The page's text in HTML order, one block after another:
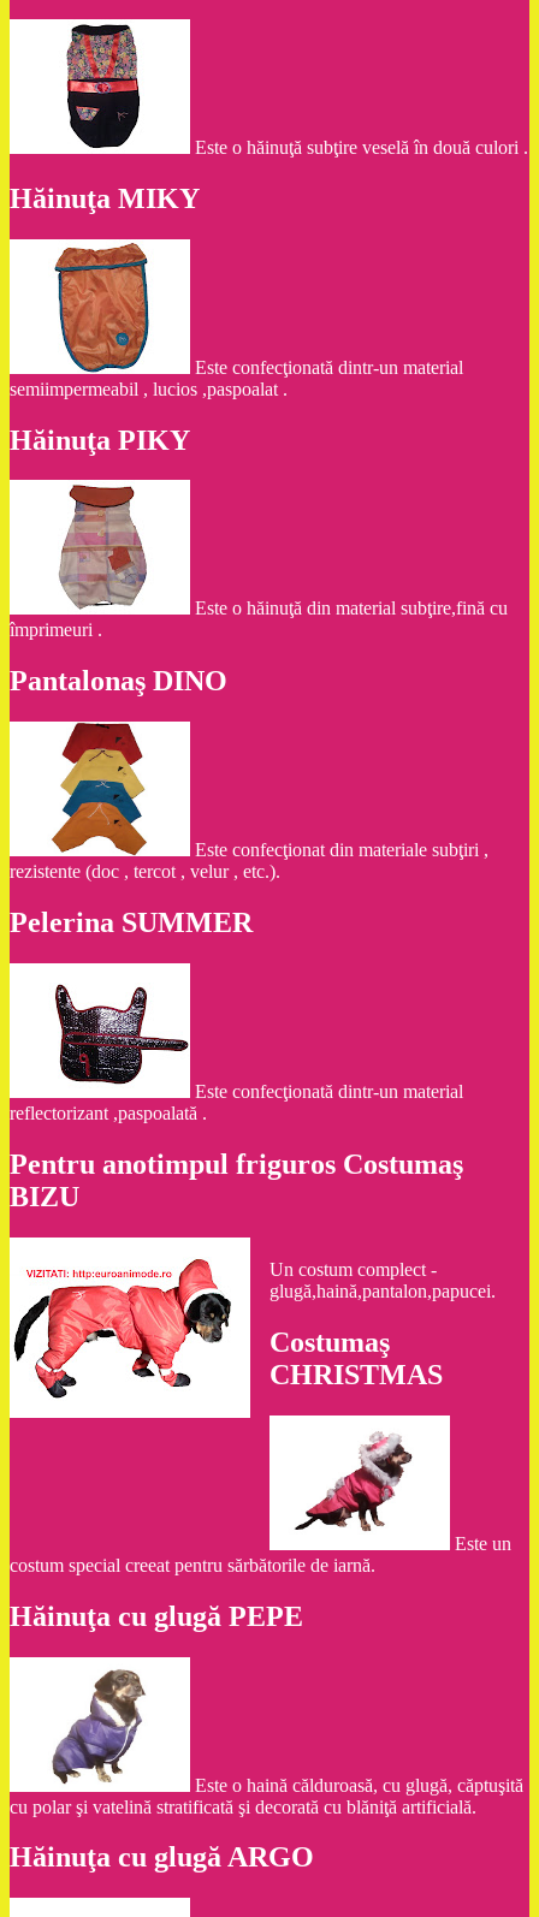
Este o hăinuţă subţire veselă în două culori .
Hăinuţa MIKY
Este confecţionată dintr-un material
semiimpermeabil , lucios ,paspoalat .
Hăinuţa PIKY
Este o hăinuţă din material subţire,fină cu
împrimeuri .
Pantalonaş DINO
Este confecţionat din materiale subţiri ,
rezistente (doc , tercot , velur , etc.).
Pelerina SUMMER
Este confecţionată dintr-un material
reflectorizant ,paspoalată .
Pentru anotimpul friguros Costumaş
BIZU
Un costum complect -
glugă,haină,pantalon,papucei.
Costumaş
CHRISTMAS
Este un
costum special creeat pentru sărbătorile de iarnă.
Hăinuţa cu glugă PEPE
Este o haină călduroasă, cu glugă, căptuşită
cu polar şi vatelină stratificată şi decorată cu blăniţă artificială.
Hăinuţa cu glugă ARGO